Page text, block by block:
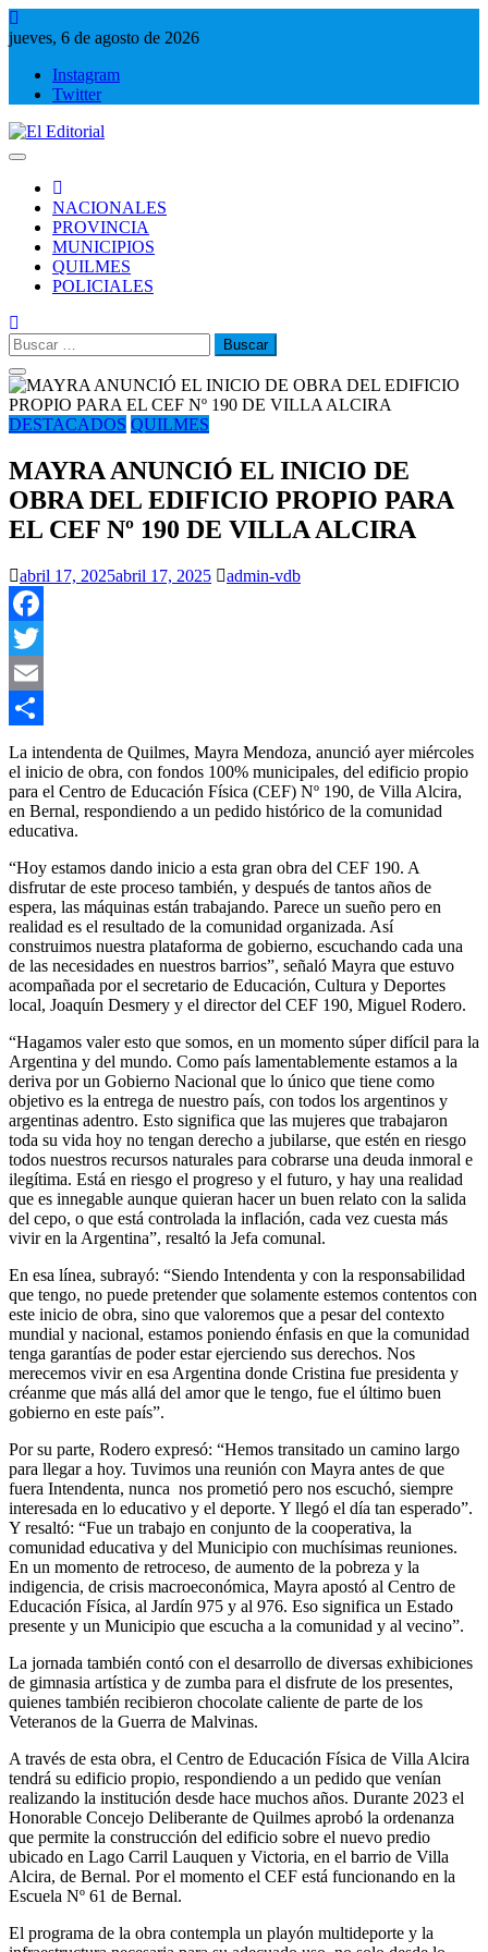
Saltar
al
jueves, 6 de agosto de 2026
Instagram
Twitter
NACIONALES
PROVINCIA
MUNICIPIOS
QUILMES
POLICIALES
Buscar:
DESTACADOS QUILMES
MAYRA ANUNCIÓ EL INICIO DE
OBRA DEL EDIFICIO PROPIO PARA
EL CEF Nº 190 DE VILLA ALCIRA
abril 17, 2025abril 17, 2025 admin-vdb
Facebook
Twitter
Email
Compartir
La intendenta de Quilmes, Mayra Mendoza, anunció ayer miércoles
el inicio de obra, con fondos 100% municipales, del edificio propio
para el Centro de Educación Física (CEF) Nº 190, de Villa Alcira,
en Bernal, respondiendo a un pedido histórico de la comunidad
educativa.
“Hoy estamos dando inicio a esta gran obra del CEF 190. A
disfrutar de este proceso también, y después de tantos años de
espera, las máquinas están trabajando. Parece un sueño pero en
realidad es el resultado de la comunidad organizada. Así
construimos nuestra plataforma de gobierno, escuchando cada una
de las necesidades en nuestros barrios”, señaló Mayra que estuvo
acompañada por el secretario de Educación, Cultura y Deportes
local, Joaquín Desmery y el director del CEF 190, Miguel Rodero.
“Hagamos valer esto que somos, en un momento súper difícil para la
Argentina y del mundo. Como país lamentablemente estamos a la
deriva por un Gobierno Nacional que lo único que tiene como
objetivo es la entrega de nuestro país, con todos los argentinos y
argentinas adentro. Esto significa que las mujeres que trabajaron
toda su vida hoy no tengan derecho a jubilarse, que estén en riesgo
todos nuestros recursos naturales para cobrarse una deuda inmoral e
ilegítima. Está en riesgo el progreso y el futuro, y hay una realidad
que es innegable aunque quieran hacer un buen relato con la salida
del cepo, o que está controlada la inflación, cada vez cuesta más
vivir en la Argentina”, resaltó la Jefa comunal.
En esa línea, subrayó: “Siendo Intendenta y con la responsabilidad
que tengo, no puede pretender que solamente estemos contentos con
este inicio de obra, sino que valoremos que a pesar del contexto
mundial y nacional, estamos poniendo énfasis en que la comunidad
tenga garantías de poder estar ejerciendo sus derechos. Nos
merecemos vivir en esa Argentina donde Cristina fue presidenta y
créanme que más allá del amor que le tengo, fue el último buen
gobierno en este país”.
Por su parte, Rodero expresó: “Hemos transitado un camino largo
para llegar a hoy. Tuvimos una reunión con Mayra antes de que
fuera Intendenta, nunca nos prometió pero nos escuchó, siempre
interesada en lo educativo y el deporte. Y llegó el día tan esperado”.
Y resaltó: “Fue un trabajo en conjunto de la cooperativa, la
comunidad educativa y del Municipio con muchísimas reuniones.
En un momento de retroceso, de aumento de la pobreza y la
indigencia, de crisis macroeconómica, Mayra apostó al Centro de
Educación Física, al Jardín 975 y al 976. Eso significa un Estado
presente y un Municipio que escucha a la comunidad y al vecino”.
La jornada también contó con el desarrollo de diversas exhibiciones
de gimnasia artística y de zumba para el disfrute de los presentes,
quienes también recibieron chocolate caliente de parte de los
Veteranos de la Guerra de Malvinas.
A través de esta obra, el Centro de Educación Física de Villa Alcira
tendrá su edificio propio, respondiendo a un pedido que venían
realizando la institución desde hace muchos años. Durante 2023 el
Honorable Concejo Deliberante de Quilmes aprobó la ordenanza
que permite la construcción del edificio sobre el nuevo predio
ubicado en Lago Carril Lauquen y Victoria, en el barrio de Villa
Alcira, de Bernal. Por el momento el CEF está funcionando en la
Escuela Nº 61 de Bernal.
El programa de la obra contempla un playón multideporte y la